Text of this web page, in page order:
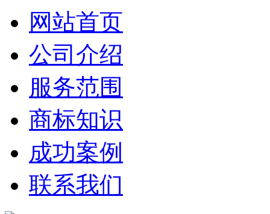
网站首页
公司介绍
服务范围
商标知识
成功案例
联系我们